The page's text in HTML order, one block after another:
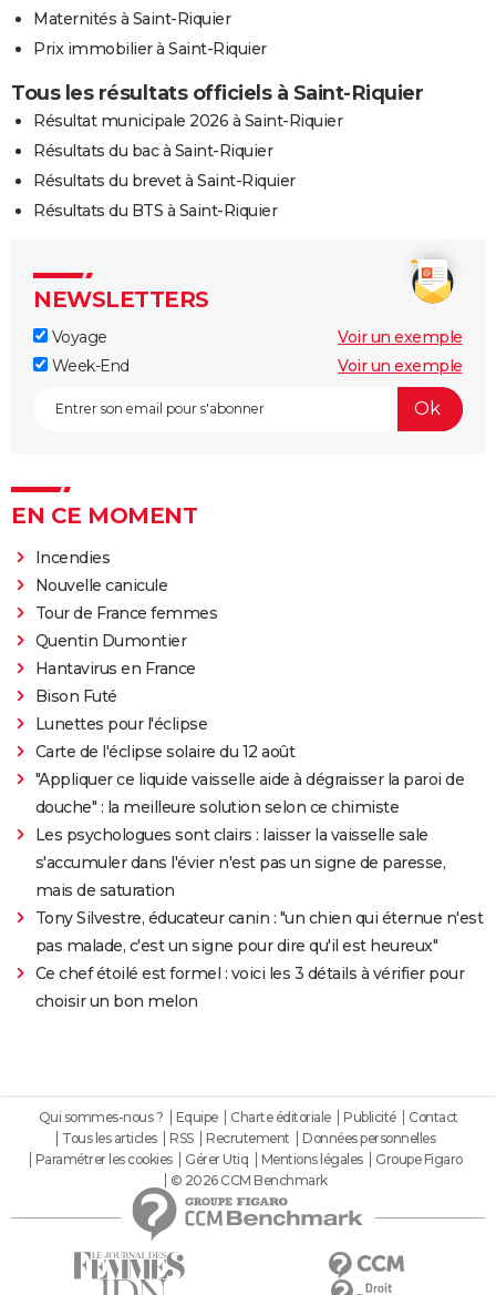
Maternités à Saint-Riquier
Prix immobilier à Saint-Riquier
Tous les résultats officiels à Saint-Riquier
Résultat municipale 2026 à Saint-Riquier
Résultats du bac à Saint-Riquier
Résultats du brevet à Saint-Riquier
Résultats du BTS à Saint-Riquier
NEWSLETTERS
Voyage
Voir un exemple
Week-End
Voir un exemple
EN CE MOMENT
Incendies
Nouvelle canicule
Tour de France femmes
Quentin Dumontier
Hantavirus en France
Bison Futé
Lunettes pour l'éclipse
Carte de l'éclipse solaire du 12 août
"Appliquer ce liquide vaisselle aide à dégraisser la paroi de
douche" : la meilleure solution selon ce chimiste
Les psychologues sont clairs : laisser la vaisselle sale
s'accumuler dans l'évier n'est pas un signe de paresse,
mais de saturation
Tony Silvestre, éducateur canin : "un chien qui éternue n'est
pas malade, c'est un signe pour dire qu'il est heureux"
Ce chef étoilé est formel : voici les 3 détails à vérifier pour
choisir un bon melon
Qui sommes-nous ? Equipe Charte éditoriale Publicité
Contact
Tous les articles
RSS Recrutement
Données personnelles
Paramétrer les cookies
Gérer Utiq Mentions légales
Groupe Figaro
© 2026 CCM Benchmark